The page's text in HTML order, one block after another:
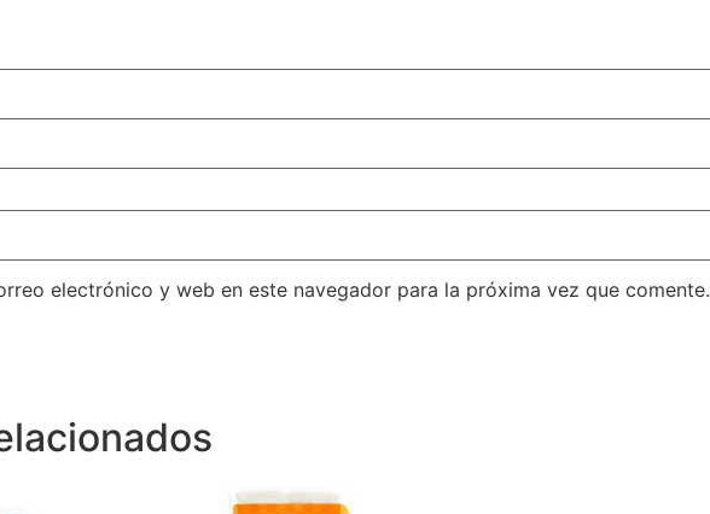
electrónico y web en este navegador para la próxima vez que comente.